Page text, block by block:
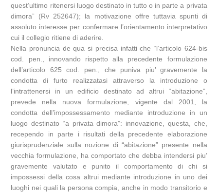
quest’ultimo ritenersi luogo destinato in tutto o in parte a privata
dimora” (Rv 252647); la motivazione offre tuttavia spunti di
assoluto interesse per confermare l’orientamento interpretativo
cui il collegio ritiene di aderire.
Nella pronuncia de qua si precisa infatti che “l’articolo 624-bis
cod. pen., innovando rispetto alla precedente formulazione
dell’articolo 625 cod. pen., che puniva piu’ gravemente la
condotta di furto realizzatasi attraverso la introduzione o
l’intrattenersi in un edificio destinato ad altrui “abitazione”,
prevede nella nuova formulazione, vigente dal 2001, la
condotta dell’impossessamento mediante introduzione in un
luogo destinato “a privata dimora”: innovazione, questa, che,
recependo in parte i risultati della precedente elaborazione
giurisprudenziale sulla nozione di “abitazione” presente nella
vecchia formulazione, ha comportato che debba intendersi piu’
gravemente valutato e punito il comportamento di chi si
impossessi della cosa altrui mediante introduzione in uno dei
luoghi nei quali la persona compia, anche in modo transitorio e